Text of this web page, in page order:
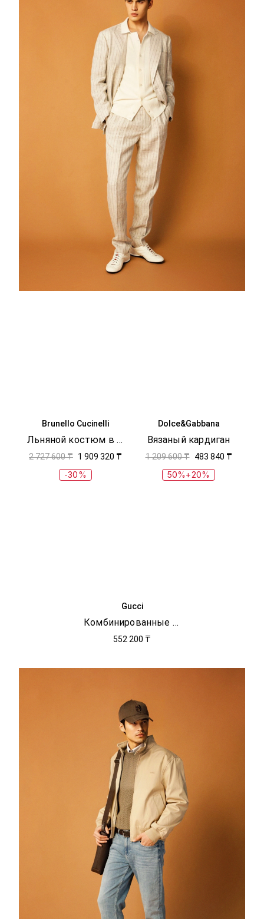
Brunello Cucinelli
Льняной костюм в полоску
2 727 600 ₸ 1 909 320 ₸
-30%
Dolce&Gabbana
Вязаный кардиган
1 209 600 ₸ 483 840 ₸
50%+20%
Gucci
Комбинированные кроссовки Web
552 200 ₸